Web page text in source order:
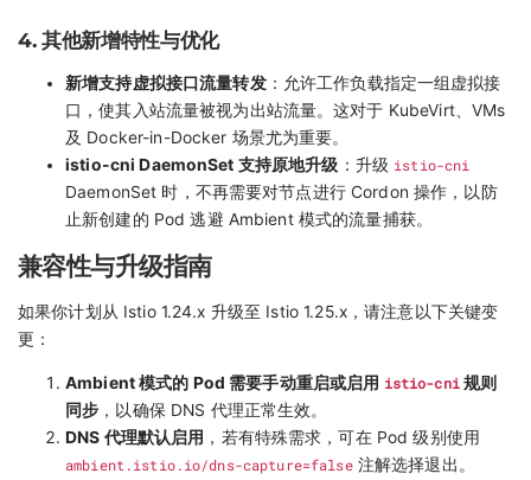
4. 其他新增特性与优化
新增支持虚拟接口流量转发：允许工作负载指定一组虚拟接
口，使其入站流量被视为出站流量。这对于 KubeVirt、VMs
及 Docker-in-Docker 场景尤为重要。
istio-cni DaemonSet 支持原地升级 ：升级 istio-cni
DaemonSet 时，不再需要对节点进行 Cordon 操作，以防
止新创建的 Pod 逃避 Ambient 模式的流量捕获。
兼容性与升级指南
如果你计划从 Istio 1.24.x 升级至 Istio 1.25.x，请注意以下关键变
更：
Ambient 模式的 Pod 需要手动重启或启用 istio-cni规则
同步 ，以确保 DNS 代理正常生效。
DNS 代理默认启用 ，若有特殊需求，可在 Pod 级别使用
ambient.istio.io/dns-capture=false注解选择退出。